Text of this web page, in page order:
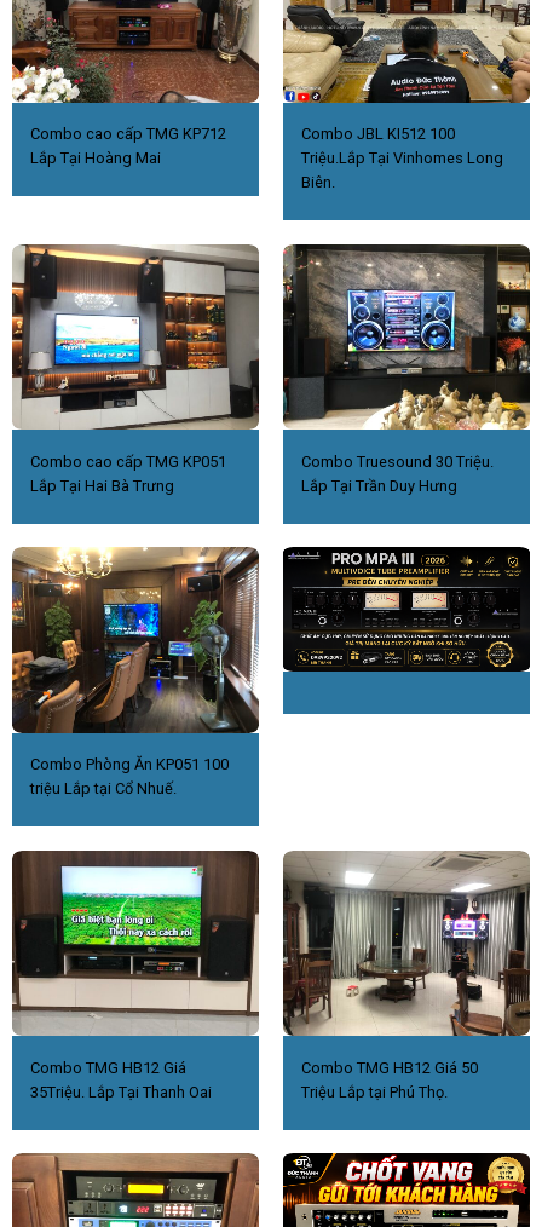
Combo cao cấp TMG KP712
Lắp Tại Hoàng Mai
Combo JBL KI512 100
Triệu.Lắp Tại Vinhomes Long
Biên.
Combo cao cấp TMG KP051
Lắp Tại Hai Bà Trưng
Combo Truesound 30 Triệu.
Lắp Tại Trần Duy Hưng
Combo Phòng Ăn KP051 100
triệu Lắp tại Cổ Nhuế.
Combo TMG HB12 Giá
35Triệu. Lắp Tại Thanh Oai
Combo TMG HB12 Giá 50
Triệu Lắp tại Phú Thọ.